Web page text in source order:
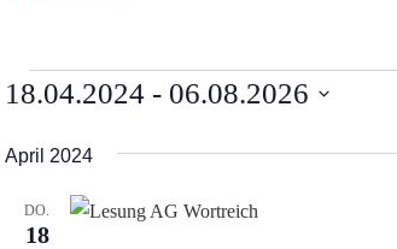
Veranstaltungen
18.04.2024 - 06.08.2026
wählen.
April 2024
DO.
18